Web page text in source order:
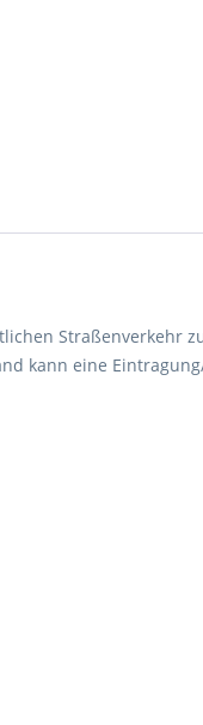
Straßenverkehr
kann eine